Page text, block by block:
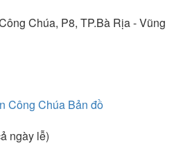
Chúa, P8, TP.Bà Rịa - Vũng
Công Chúa Bản đồ
ngày lễ)